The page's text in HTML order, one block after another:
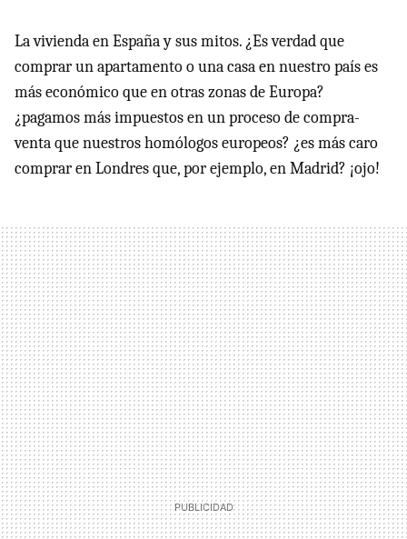
La vivienda en España y sus mitos. ¿Es verdad que
comprar un apartamento o una casa en nuestro país es
más económico que en otras zonas de Europa?
¿pagamos más impuestos en un proceso de compra-
venta que nuestros homólogos europeos? ¿es más caro
comprar en Londres que, por ejemplo, en Madrid? ¡ojo!